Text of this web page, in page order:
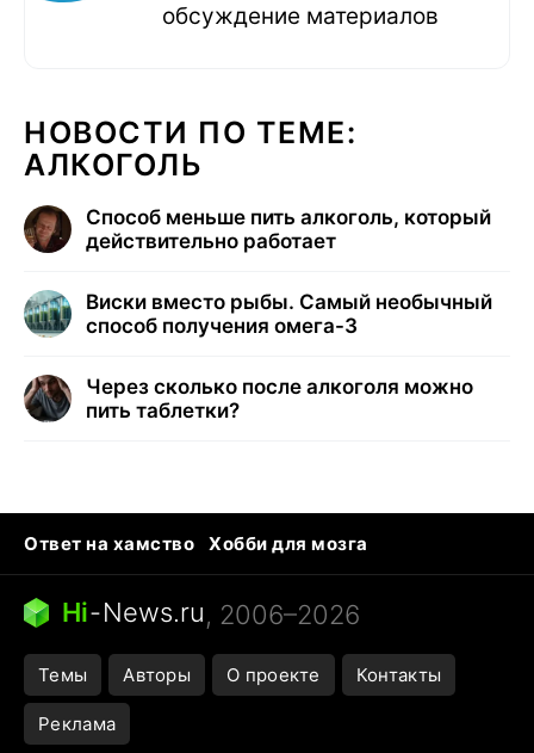
обсуждение материалов
НОВОСТИ ПО ТЕМЕ:
АЛКОГОЛЬ
Способ меньше пить алкоголь, который
действительно работает
Виски вместо рыбы. Самый необычный
способ получения омега-3
Через сколько после алкоголя можно
пить таблетки?
Ответ на хамство
Хобби для мозга
Бензин 100 vs 95
Тунцы в океанариуме
Следующая пандемия
Hi-News.ru, 2006–2026
Темы Авторы О проекте Контакты
Реклама